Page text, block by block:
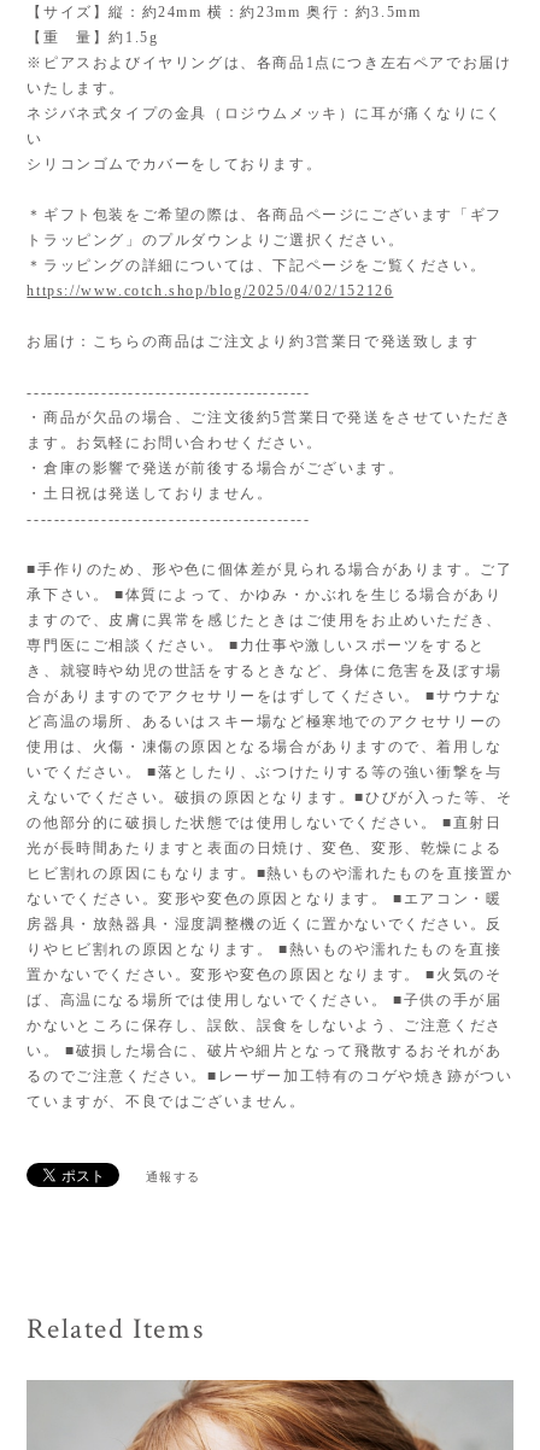
【サイズ】縦：約24mm 横：約23mm 奥行：約3.5mm
【重 量】約1.5g
※ピアスおよびイヤリングは、各商品1点につき左右ペアでお届け
いたします。
ネジバネ式タイプの金具（ロジウムメッキ）に耳が痛くなりにく
い
シリコンゴムでカバーをしております。
＊ギフト包装をご希望の際は、各商品ページにございます「ギフ
トラッピング」のプルダウンよりご選択ください。
＊ラッピングの詳細については、下記ページをご覧ください。
https://www.cotch.shop/blog/2025/04/02/152126
お届け：こちらの商品はご注文より約3営業日で発送致します
------------------------------------------
・商品が欠品の場合、ご注文後約5営業日で発送をさせていただき
ます。お気軽にお問い合わせください。
・倉庫の影響で発送が前後する場合がございます。
・土日祝は発送しておりません。
------------------------------------------
■手作りのため、形や色に個体差が見られる場合があります。ご了
承下さい。 ■体質によって、かゆみ・かぶれを生じる場合があり
ますので、皮膚に異常を感じたときはご使用をお止めいただき、
専門医にご相談ください。 ■力仕事や激しいスポーツをすると
き、就寝時や幼児の世話をするときなど、身体に危害を及ぼす場
合がありますのでアクセサリーをはずしてください。 ■サウナな
ど高温の場所、あるいはスキー場など極寒地でのアクセサリーの
使用は、火傷・凍傷の原因となる場合がありますので、着用しな
いでください。 ■落としたり、ぶつけたりする等の強い衝撃を与
えないでください。破損の原因となります。■ひびが入った等、そ
の他部分的に破損した状態では使用しないでください。 ■直射日
光が長時間あたりますと表面の日焼け、変色、変形、乾燥による
ヒビ割れの原因にもなります。■熱いものや濡れたものを直接置か
ないでください。変形や変色の原因となります。 ■エアコン・暖
房器具・放熱器具・湿度調整機の近くに置かないでください。反
りやヒビ割れの原因となります。 ■熱いものや濡れたものを直接
置かないでください。変形や変色の原因となります。 ■火気のそ
ば、高温になる場所では使用しないでください。 ■子供の手が届
かないところに保存し、誤飲、誤食をしないよう、ご注意くださ
い。 ■破損した場合に、破片や細片となって飛散するおそれがあ
るのでご注意ください。■レーザー加工特有のコゲや焼き跡がつい
ていますが、不良ではございません。
通報する
Related Items